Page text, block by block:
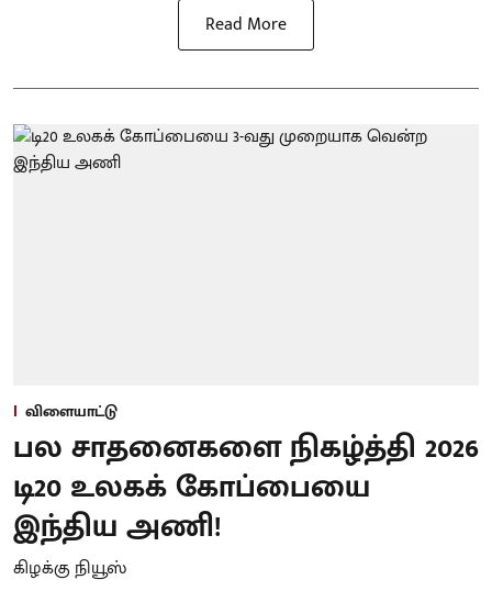
Read More
விளையாட்டு
பல சாதனைகளை நிகழ்த்தி 2026
டி20 உலகக் கோப்பையை
இந்திய அணி!
கிழக்கு நியூஸ்